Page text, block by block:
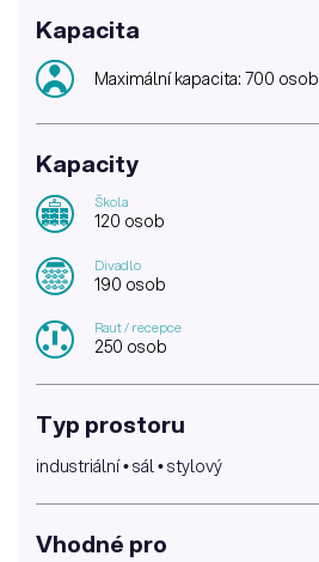
Kapacita
Maximální kapacita: 700 osob
Kapacity
Škola
120 osob
Divadlo
190 osob
Raut / recepce
250 osob
Typ prostoru
industriální • sál • stylový
Vhodné pro